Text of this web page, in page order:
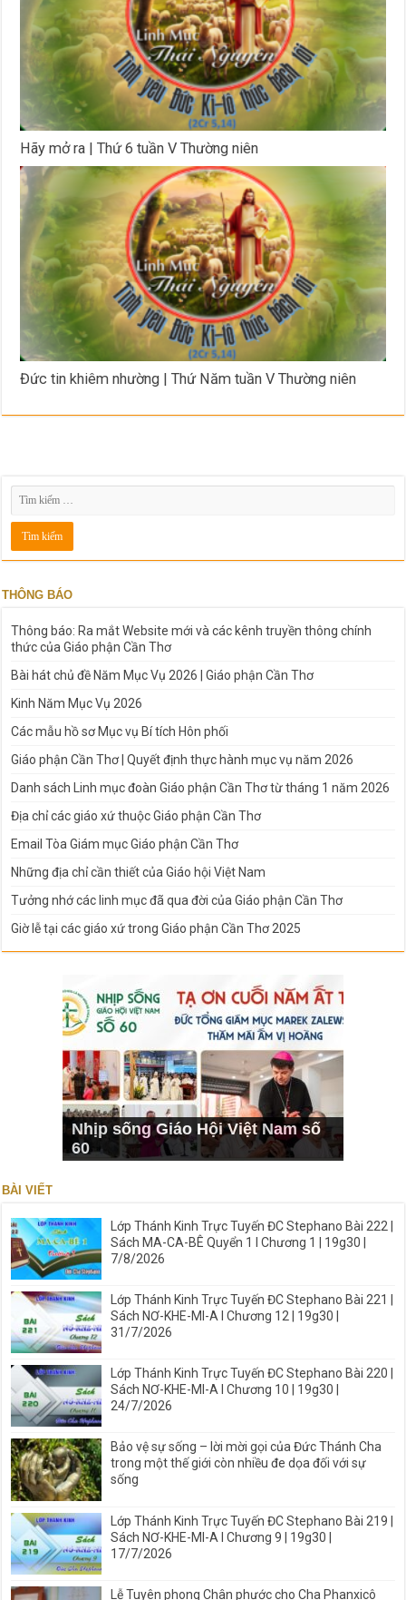
Hãy mở ra | Thứ 6 tuần V Thường niên
Đức tin khiêm nhường | Thứ Năm tuần V Thường niên
THÔNG BÁO
Thông báo: Ra mắt Website mới và các kênh truyền thông chính
thức của Giáo phận Cần Thơ
Bài hát chủ đề Năm Mục Vụ 2026 | Giáo phận Cần Thơ
Kinh Năm Mục Vụ 2026
Các mẫu hồ sơ Mục vụ Bí tích Hôn phối
Giáo phận Cần Thơ | Quyết định thực hành mục vụ năm 2026
Danh sách Linh mục đoàn Giáo phận Cần Thơ từ tháng 1 năm 2026
Địa chỉ các giáo xứ thuộc Giáo phận Cần Thơ
Email Tòa Giám mục Giáo phận Cần Thơ
Những địa chỉ cần thiết của Giáo hội Việt Nam
Tưởng nhớ các linh mục đã qua đời của Giáo phận Cần Thơ
Giờ lễ tại các giáo xứ trong Giáo phận Cần Thơ 2025
Nhịp sống Giáo Hội Việt Nam số
60
BÀI VIẾT
Lớp Thánh Kinh Trực Tuyến ĐC Stephano Bài 222 |
Sách MA-CA-BÊ Quyển 1 I Chương 1 | 19g30 |
7/8/2026
Lớp Thánh Kinh Trực Tuyến ĐC Stephano Bài 221 |
Sách NƠ-KHE-MI-A I Chương 12 | 19g30 |
31/7/2026
Lớp Thánh Kinh Trực Tuyến ĐC Stephano Bài 220 |
Sách NƠ-KHE-MI-A I Chương 10 | 19g30 |
24/7/2026
Bảo vệ sự sống – lời mời gọi của Đức Thánh Cha
trong một thế giới còn nhiều đe dọa đối với sự
sống
Lớp Thánh Kinh Trực Tuyến ĐC Stephano Bài 219 |
Sách NƠ-KHE-MI-A I Chương 9 | 19g30 |
17/7/2026
Lễ Tuyên phong Chân phước cho Cha Phanxicô